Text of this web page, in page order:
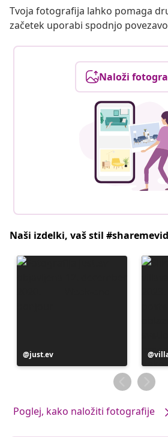
Tvoja fotografija lahko pomaga
začetek uporabi spodnjo
Naloži
Naši izdelki, vaš stil
Objavo
je
just.ev
je
Poglej, kako naložiti fotografije